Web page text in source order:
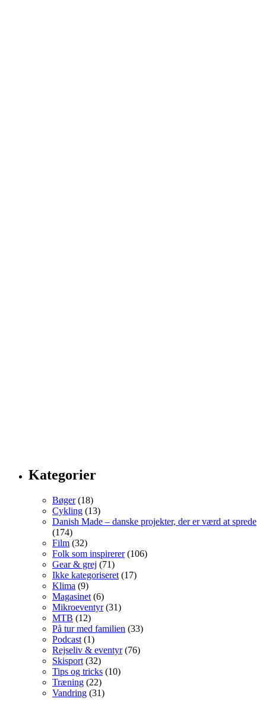
Kategorier
Bøger(18)
Cykling (13)
Danish Made – danske projekter, der er værd at sprede
(174)
Film (32)
Folk som inspirerer(106)
Gear & grej (71)
Ikke kategoriseret (17)
Klima (9)
Magasinet (6)
Mikroeventyr(31)
MTB (12)
På tur med familien (33)
Podcast (1)
Rejseliv & eventyr(76)
Skisport (32)
Tips og tricks (10)
Træning (22)
Vandring (31)